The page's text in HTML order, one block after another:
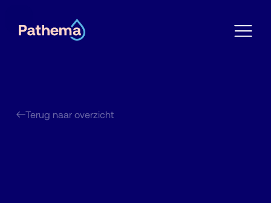
Terug naar overzicht